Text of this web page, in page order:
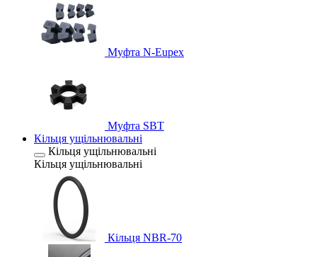
Муфта N-Eupex
Муфта SBT
Кільця ущільнювальні
Кільця ущільнювальні
Кільця ущільнювальні
Кільця NBR-70